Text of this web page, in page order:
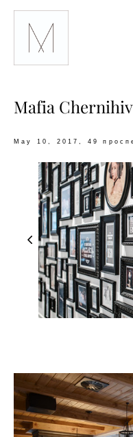
Mafia Chernihiv
May 10, 2017, 49